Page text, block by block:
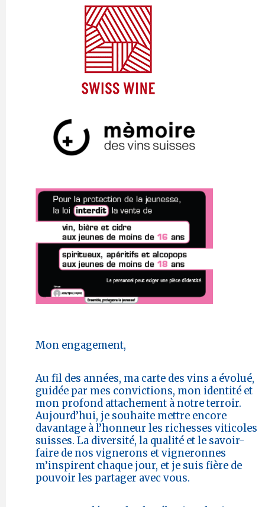
Mon engagement,
Au fil des années, ma carte des vins a évolué,
guidée par mes convictions, mon identité et
mon profond attachement à notre terroir.
Aujourd’hui, je souhaite mettre encore
davantage à l’honneur les richesses viticoles
suisses. La diversité, la qualité et le savoir-
faire de nos vignerons et vigneronnes
m’inspirent chaque jour, et je suis fière de
pouvoir les partager avec vous.